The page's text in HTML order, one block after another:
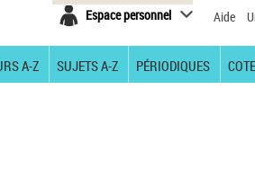
Espace personnel Aide
A-Z SUJETS A-Z PÉRIODIQUES COTE